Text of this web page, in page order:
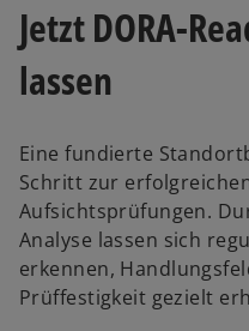
Jetzt DORA-
lassen
Eine fundierte
Schritt zur
Aufsichtsprüfungen.
Analyse lassen sich
erkennen,
Prüffestigkeit gezielt